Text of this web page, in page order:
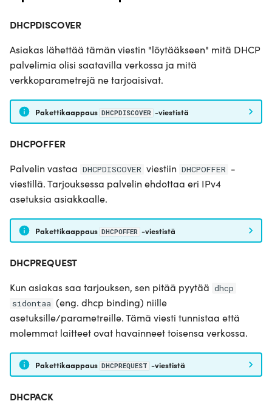
DHCPDISCOVER
Asiakas lähettää tämän viestin "löytääkseen" mitä DHCP
palvelimia olisi saatavilla verkossa ja mitä
verkkoparametrejä ne tarjoaisivat.
Pakettikaappaus DHCPDISCOVER -viestistä
DHCPOFFER
Palvelin vastaa DHCPDISCOVER viestiin DHCPOFFER -
viestillä. Tarjouksessa palvelin ehdottaa eri IPv4
asetuksia asiakkaalle.
Pakettikaappaus DHCPOFFER -viestistä
DHCPREQUEST
Kun asiakas saa tarjouksen, sen pitää pyytää dhcp
sidontaa (eng. dhcp binding) niille
asetuksille/parametreille. Tämä viesti tunnistaa että
molemmat laitteet ovat havainneet toisensa verkossa.
Pakettikaappaus DHCPREQUEST -viestistä
DHCPACK